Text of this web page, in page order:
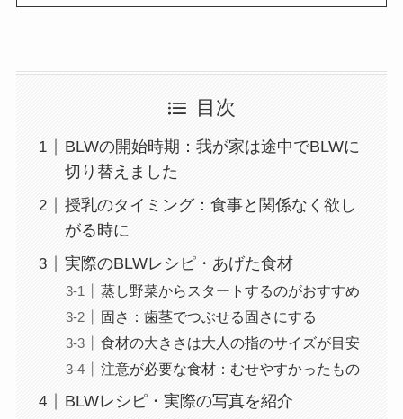
目次
BLWの開始時期：我が家は途中でBLWに
切り替えました
授乳のタイミング：食事と関係なく欲し
がる時に
実際のBLWレシピ・あげた食材
蒸し野菜からスタートするのがおすすめ
固さ：歯茎でつぶせる固さにする
食材の大きさは大人の指のサイズが目安
注意が必要な食材：むせやすかったもの
BLWレシピ・実際の写真を紹介